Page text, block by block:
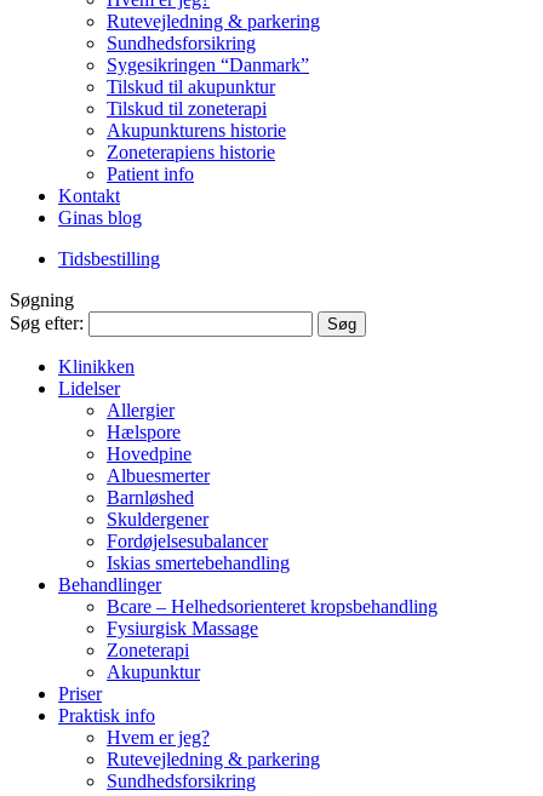
Rutevejledning & parkering
Sundhedsforsikring
Sygesikringen “Danmark”
Tilskud til akupunktur
Tilskud til zoneterapi
Akupunkturens historie
Zoneterapiens historie
Patient info
Kontakt
Ginas blog
Tidsbestilling
Søgning
Søg efter:
Klinikken
Lidelser
Allergier
Hælspore
Hovedpine
Albuesmerter
Barnløshed
Skuldergener
Fordøjelsesubalancer
Iskias smertebehandling
Behandlinger
Bcare – Helhedsorienteret kropsbehandling
Fysiurgisk Massage
Zoneterapi
Akupunktur
Priser
Praktisk info
Hvem er jeg?
Rutevejledning & parkering
Sundhedsforsikring